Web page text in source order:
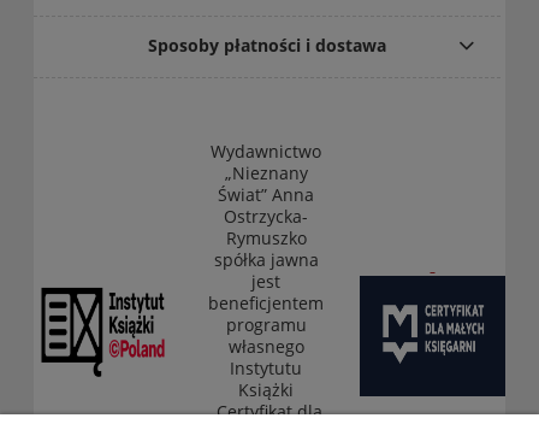
Sposoby płatności i dostawa
Wydawnictwo
„Nieznany
Świat” Anna
Ostrzycka-
Rymuszko
spółka jawna
jest
beneficjentem
programu
własnego
Instytutu
Książki
„Certyfikat dla